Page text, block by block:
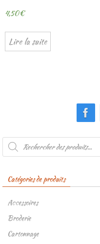
4,50€
Lire la suite
Recherche
produits
Catégories de produits
Accessoires
Broderie
Cartonnage